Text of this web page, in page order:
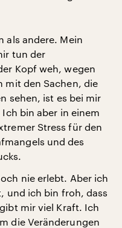
als andere. Mein
tun der
Kopf weh, wegen
mit den Sachen, die
sehen, ist es bei mir
bin aber in einem
Stress für den
und des
nie erlebt. Aber ich
und ich bin froh, dass
mir viel Kraft. Ich
die Veränderungen